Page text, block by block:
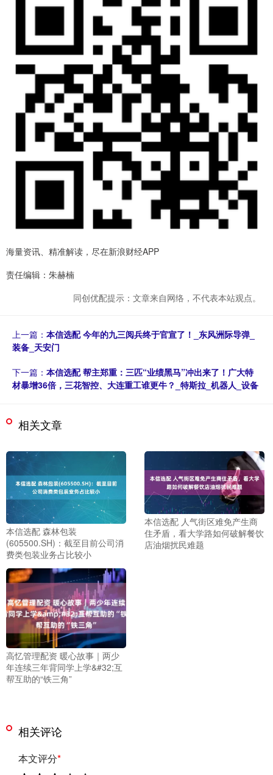
海量资讯、精准解读，尽在新浪财经APP
责任编辑：朱赫楠
同创优配提示：文章来自网络，不代表本站观点。
上一篇： 本信选配 今年的九三阅兵终于官宣了！_东风洲际导弹_
装备_天安门
下一篇： 本信选配 帮主郑重：三匹“业绩黑马”冲出来了！广大特
材暴增36倍，三花智控、大连重工谁更牛？_特斯拉_机器人_设备
相关文章
本信选配 森林包装
(605500.SH)：截至目前公司消
费类包装业务占比较小
本信选配 人气街区难免产生商
住矛盾，看大学路如何破解餐饮
店油烟扰民难题
高忆管理配资 暖心故事｜两少
年连续三年背同学上学&#32;互
帮互助的“铁三角”
相关评论
本文评分*